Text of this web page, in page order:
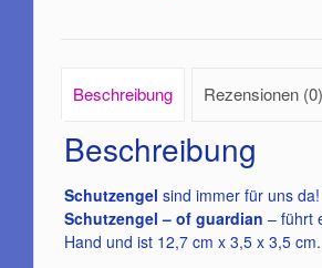
Beschreibung Rezensionen (0)
Beschreibung
Schutzengel sind immer für uns
Schutzengel – of guardian – führt
Hand und ist 12,7 cm x 3,5 x 3,5 cm.